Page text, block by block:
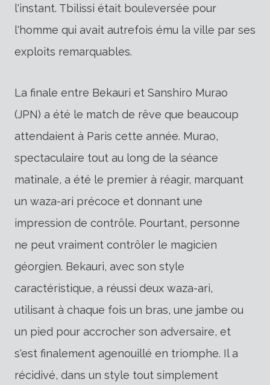
l'instant. Tbilissi était bouleversée pour
l'homme qui avait autrefois ému la ville par ses
exploits remarquables.
La finale entre Bekauri et Sanshiro Murao
(JPN) a été le match de rêve que beaucoup
attendaient à Paris cette année. Murao,
spectaculaire tout au long de la séance
matinale, a été le premier à réagir, marquant
un waza-ari précoce et donnant une
impression de contrôle. Pourtant, personne
ne peut vraiment contrôler le magicien
géorgien. Bekauri, avec son style
caractéristique, a réussi deux waza-ari,
utilisant à chaque fois un bras, une jambe ou
un pied pour accrocher son adversaire, et
s'est finalement agenouillé en triomphe. Il a
récidivé, dans un style tout simplement